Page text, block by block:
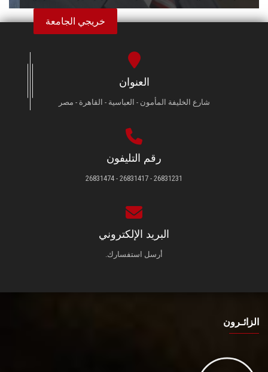
خريجي الجامعة
العنوان
شارع الخليفة المأمون - العباسية - القاهرة - مصر
رقم التليفون
26831231 - 26831417 - 26831474
البريد الإلكتروني
أرسل استفسارك.
الزائـرون